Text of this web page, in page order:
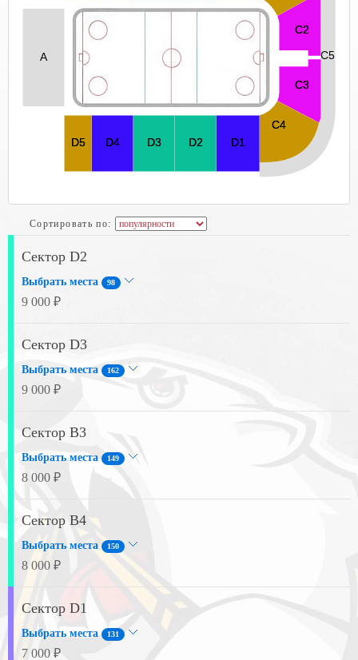
Сортировать по:
Сектор D2
Выбрать места 98
9 000 ₽
Сектор D3
Выбрать места 162
9 000 ₽
Сектор B3
Выбрать места 149
8 000 ₽
Сектор B4
Выбрать места 150
8 000 ₽
Сектор D1
Выбрать места 131
7 000 ₽